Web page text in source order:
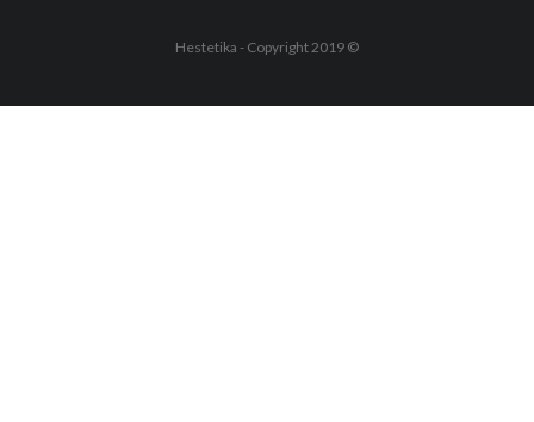
Hestetika - Copyright 2019 ©